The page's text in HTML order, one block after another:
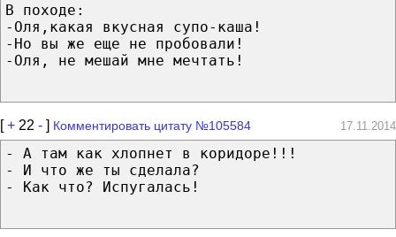
В походе:
-Оля,какая вкусная супо-каша!
-Но вы же еще не пробовали!
-Оля, не мешай мне мечтать!
[+ 22 - ] Комментировать цитату №105584 17.11.2014
- А там как хлопнет в коридоре!!!
- И что же ты сделала?
- Как что? Испугалась!